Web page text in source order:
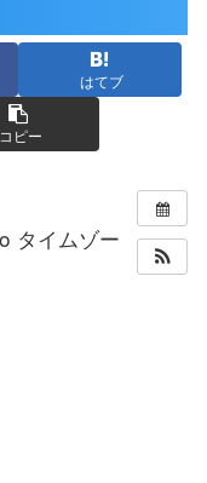
はてブ
コピー
タイムゾー